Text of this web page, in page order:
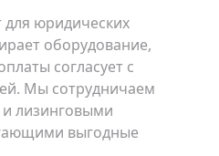
юридических
оборудование,
согласует с
Мы сотрудничаем
лизинговыми
выгодные